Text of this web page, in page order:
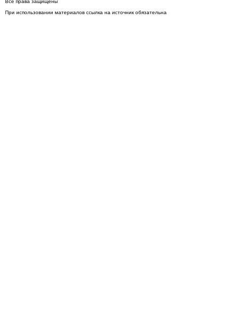
Все права защищены
При использовании материалов ссылка на источник обязательна